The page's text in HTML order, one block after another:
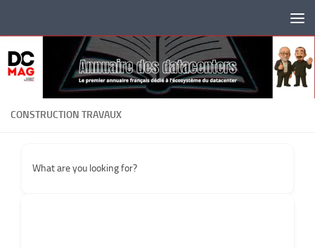
CONSTRUCTION TRAVAUX
What are you looking for?